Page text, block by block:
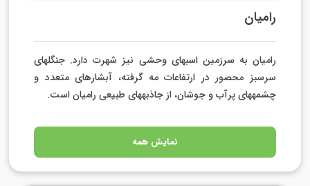
رامیان
رامیان به سرزمین اسب­های وحشی نیز شهرت دارد. جنگل­های
سرسبز محصور در ارتفاعات مه گرفته، آبشارهای متعدد و
چشمه­های پرآب و جوشان، از جاذبه­های طبیعی رامیان است.
نمایش همه